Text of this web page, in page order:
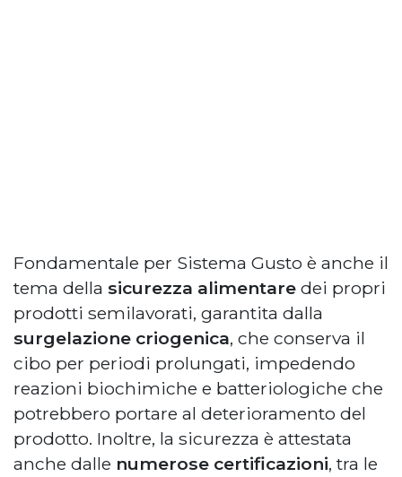
Fondamentale per Sistema Gusto è anche il
tema della sicurezza alimentare dei propri
prodotti semilavorati, garantita dalla
surgelazione criogenica, che conserva il
cibo per periodi prolungati, impedendo
reazioni biochimiche e batteriologiche che
potrebbero portare al deterioramento del
prodotto. Inoltre, la sicurezza è attestata
anche dalle numerose certificazioni, tra le